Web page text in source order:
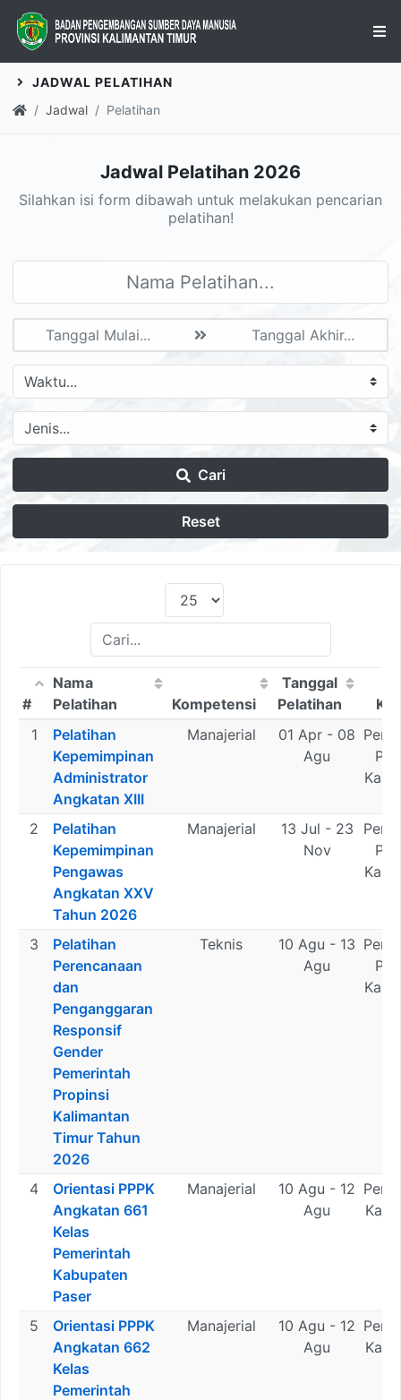
JADWAL PELATIHAN
Jadwal
Pelatihan
Jadwal Pelatihan 2026
Silahkan isi form dibawah untuk melakukan pencarian
pelatihan!
Cari
Reset
#
Nama
Pelatihan
Kompetensi
Tanggal
Pelatihan
Nama
Pelatihan
Kompetensi
Tanggal
Pelatihan
1
Pelatihan
Kepemimpinan
Administrator
Angkatan XIII
Manajerial
01 Apr - 08
Agu
2
Pelatihan
Kepemimpinan
Pengawas
Angkatan XXV
Tahun 2026
Manajerial
13 Jul - 23
Nov
3
Pelatihan
Perencanaan
dan
Penganggaran
Responsif
Gender
Pemerintah
Propinsi
Kalimantan
Timur Tahun
2026
Teknis
10 Agu - 13
Agu
4
Orientasi PPPK
Angkatan 661
Kelas
Pemerintah
Kabupaten
Paser
Manajerial
10 Agu - 12
Agu
5
Orientasi PPPK
Angkatan 662
Kelas
Pemerintah
Manajerial
10 Agu - 12
Agu